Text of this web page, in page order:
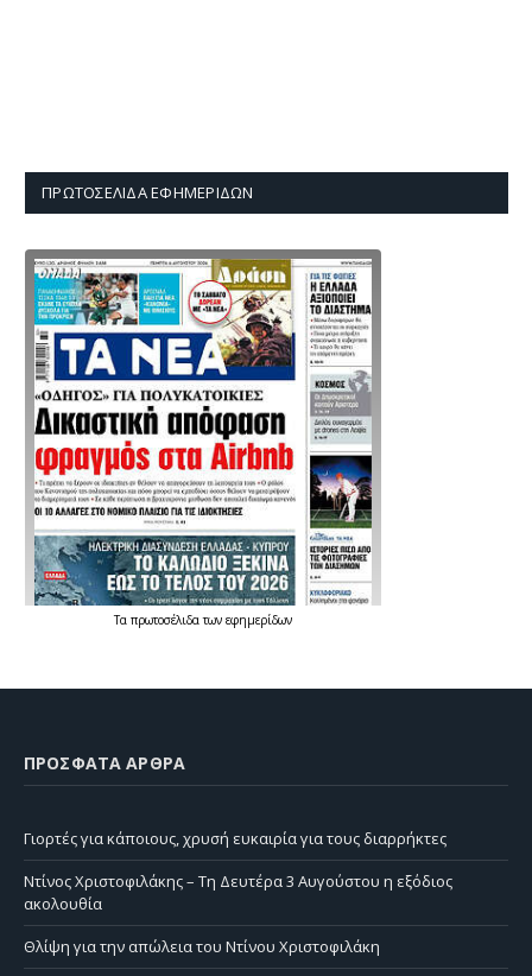
ΠΡΩΤΟΣΈΛΙΔΑ ΕΦΗΜΕΡΊΔΩΝ
Τα πρωτοσέλιδατων εφημερίδων
ΠΡΌΣΦΑΤΑ ΆΡΘΡΑ
Γιορτές για κάποιους, χρυσή ευκαιρία για τους διαρρήκτες
Ντίνος Χριστοφιλάκης – Τη Δευτέρα 3 Αυγούστου η εξόδιος
ακολουθία
Θλίψη για την απώλεια του Ντίνου Χριστοφιλάκη